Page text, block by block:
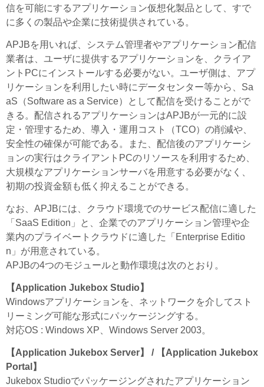
信を可能にするアプリケーション仮想化製品として、すで
に多くの製品や企業に技術提供されている。
APJBを用いれば、システム管理者やアプリケーション配信
業者は、ユーザに提供するアプリケーションを、クライア
ントPCにインストールする必要がない。ユーザ側は、アプ
リケーションを利用したい時にデータセンター等から、Sa
aS（Software as a Service）として配信を受けることがで
きる。配信されるアプリケーションはAPJBが一元的に設
定・管理するため、導入・運用コスト（TCO）の削減や、
安全性の確保が可能である。また、配信後のアプリケーシ
ョンの実行はクライアントPCのリソースを利用するため、
大規模なアプリケーションサーバを用意する必要がなく、
初期の投資金額も低く抑えることができる。
なお、APJBには、クラウド環境でのサービス配信に適した
「SaaS Edition」と、企業でのアプリケーション管理や企
業内のプライベートクラウドに適した「Enterprise Editio
n」が用意されている。
APJBの4つのモジュールと動作環境は次のとおり。
【Application Jukebox Studio】
Windowsアプリケーションを、ネットワークを介してスト
リーミング可能な形式にパッケージングする。
対応OS : Windows XP、Windows Server 2003。
【Application Jukebox Server】 / 【Application Jukebox
Portal】
Jukebox Studioでパッケージングされたアプリケーション